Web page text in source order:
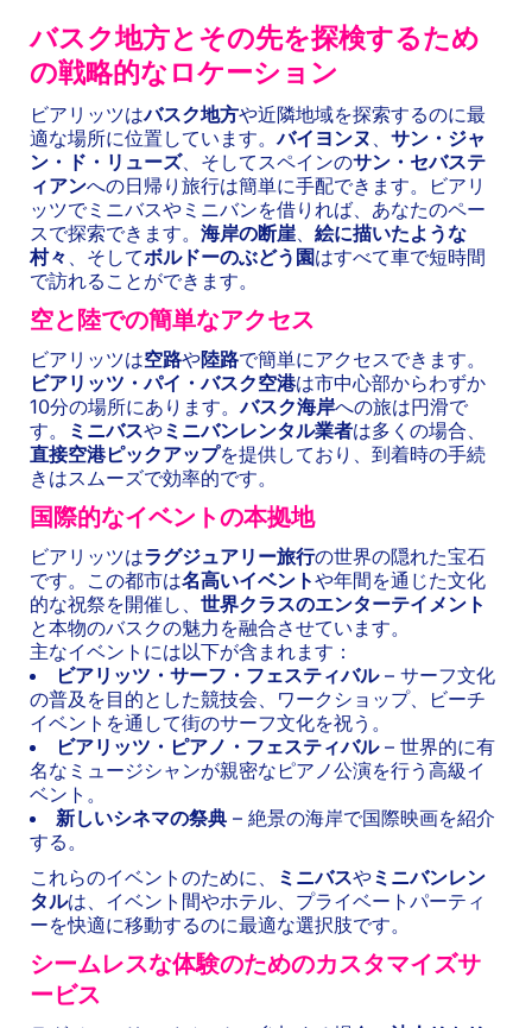
バスク地方とその先を探検するため
の戦略的なロケーション
ビアリッツはバスク地方や近隣地域を探索するのに最
適な場所に位置しています。バイヨンヌ 、 サン・ジャ
ン・ド・リューズ、そしてスペインのサン・セバステ
ィアンへの日帰り旅行は簡単に手配できます。ビアリ
ッツでミニバスやミニバンを借りれば、あなたのペー
スで探索できます。 海岸の断崖、 絵に描いたような
村々 、そしてボルドーのぶどう園はすべて車で短時間
で訪れることができます。
空と陸での簡単なアクセス
ビアリッツは空路や陸路で簡単にアクセスできます。
ビアリッツ・パイ・バスク空港は市中心部からわずか
10分の場所にあります。バスク海岸への旅は円滑で
す。
ミニバスやミニバンレンタル業者は多くの場合、
直接空港ピックアップを提供しており、到着時の手続
きはスムーズで効率的です。
国際的なイベントの本拠地
ビアリッツはラグジュアリー旅行の世界の隠れた宝石
です。この都市は名高いイベントや年間を通じた文化
的な祝祭を開催し、 世界クラスのエンターテイメント
と本物のバスクの魅力を融合させています。
主なイベントには以下が含まれます：
ビアリッツ・サーフ・フェスティバル– サーフ文化
の普及を目的とした競技会、ワークショップ、ビーチ
イベントを通して街のサーフ文化を祝う。
ビアリッツ・ピアノ・フェスティバル– 世界的に有
名なミュージシャンが親密なピアノ公演を行う高級イ
ベント。
新しいシネマの祭典 – 絶景の海岸で国際映画を紹介
する。
これらのイベントのために、
ミニバスやミニバンレン
タルは、イベント間やホテル、プライベートパーティ
ーを快適に移動するのに最適な選択肢です。
シームレスな体験のためのカスタマイズサ
ービス